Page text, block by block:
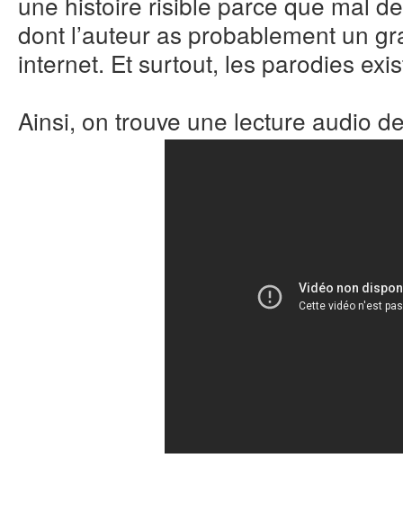
dont l’auteur as probablement un
internet. Et surtout, les parodies
Ainsi, on trouve une lecture audio